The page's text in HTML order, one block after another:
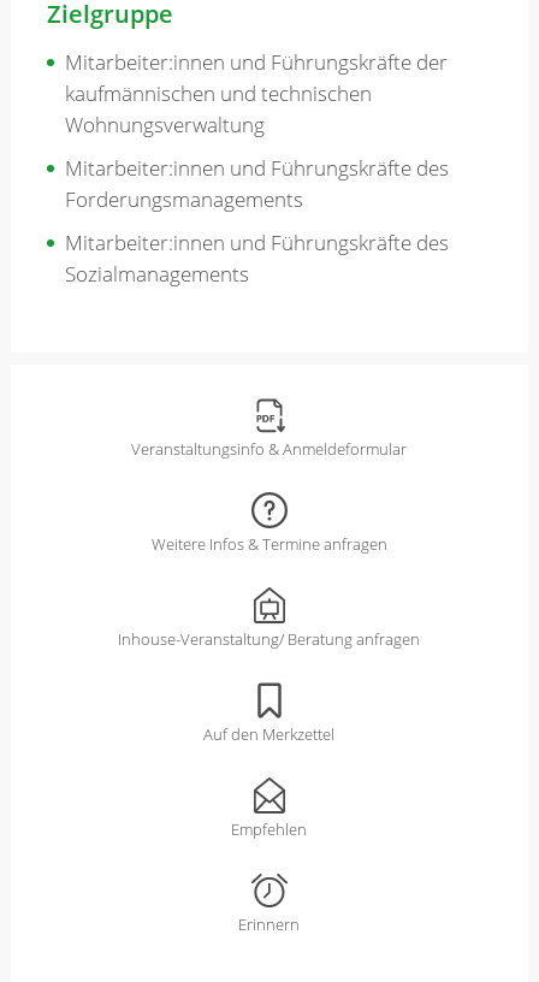
Zielgruppe
Mitarbeiter:innen und Führungskräfte der
kaufmännischen und technischen
Wohnungsverwaltung
Mitarbeiter:innen und Führungskräfte des
Forderungsmanagements
Mitarbeiter:innen und Führungskräfte des
Sozialmanagements
Veranstaltungsinfo & Anmeldeformular
Weitere Infos & Termine anfragen
Inhouse-Veranstaltung/ Beratung anfragen
Auf den Merkzettel
Empfehlen
Erinnern